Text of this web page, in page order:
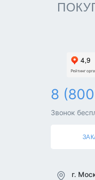
8
Звонок
г.